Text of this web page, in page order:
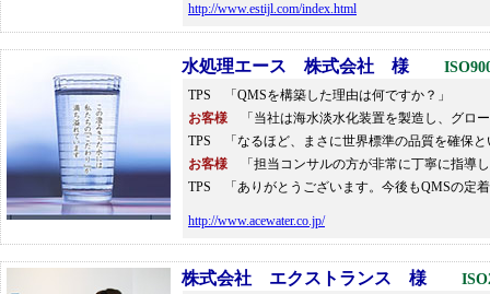
http://www.estijl.com/index.html
水処理エース 株式会社 様
TPS 「QMSを構築した理由は何ですか？」
お客様 「当社は海水淡水化装置を製造し、グロ
TPS 「なるほど、まさに世界標準の品質を確保
お客様 「担当コンサルの方が非常に丁寧に指導
TPS 「ありがとうございます。今後もQMSの定
http://www.acewater.co.jp/
株式会社 エクストランス 様